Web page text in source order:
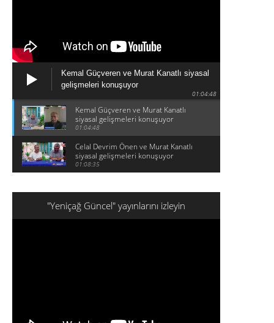
Kemal Güçveren ve Murat Kanatlı siyasal
gelişmeleri konuşuyor
01:04:48
Kemal Güçveren ve Murat Kanatlı
siyasal gelişmeleri konuşuyor
01:04:48
Celal Devrim Önen ve Murat Kanatlı
siyasal gelişmeleri konuşuyor
01:08:35
"Yeniçağ Güncel" yayınlarını izleyin